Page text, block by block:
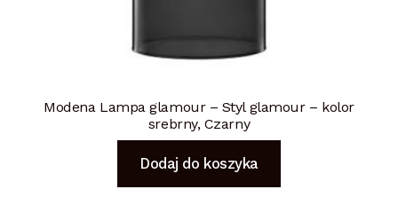
Modena Lampa glamour – Styl glamour – kolor
srebrny, Czarny
Dodaj do koszyka